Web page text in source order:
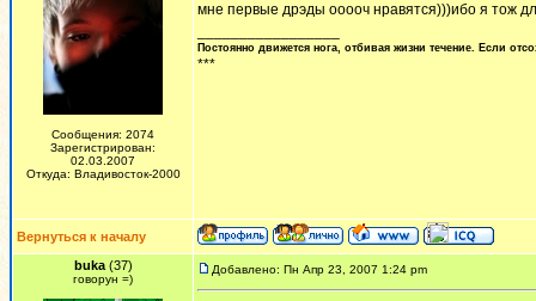
Сообщения: 2074
Зарегистрирован:
02.03.2007
Откуда: Владивосток-2000
мне первые дрэды ооооч нравятся)))ибо я тож
Постоянно движется нога, отбивая жизни течение. Если
***
Вернуться к началу
buka(37)
говорун =)
Добавлено: Пн Апр 23, 2007 1:24 pm